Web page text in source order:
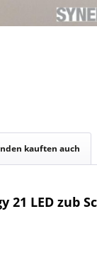
kauften auch
LED zub